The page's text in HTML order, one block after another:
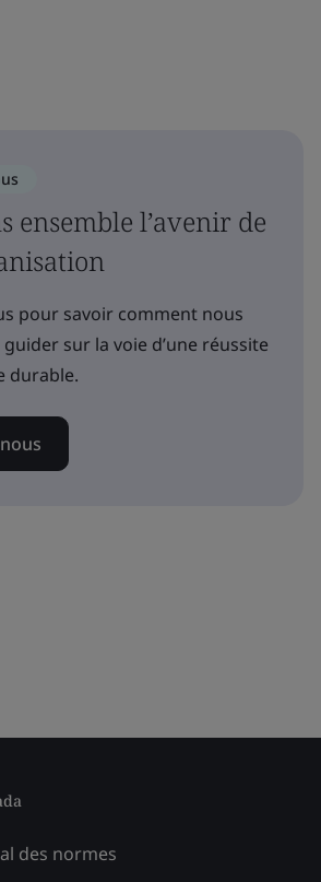
ensemble l’avenir de
pour savoir comment nous
sur la voie d’une réussite
durable.
des normes